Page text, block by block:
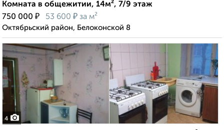
Комната в общежитии, 14м², 7/9 этаж
750 000 ₽ 53 600 ₽ за м²
Октябрьский район, Белоконской 8
4